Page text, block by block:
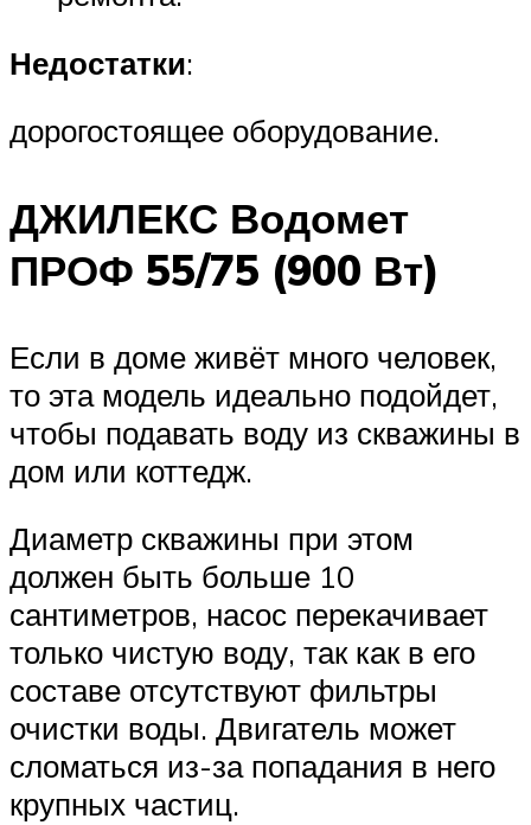
Недостатки:
дорогостоящее оборудование.
ДЖИЛЕКС Водомет
ПРОФ 55/75 (900 Вт)
Если в доме живёт много человек,
то эта модель идеально подойдет,
чтобы подавать воду из скважины в
дом или коттедж.
Диаметр скважины при этом
должен быть больше 10
сантиметров, насос перекачивает
только чистую воду, так как в его
составе отсутствуют фильтры
очистки воды. Двигатель может
сломаться из-за попадания в него
крупных частиц.